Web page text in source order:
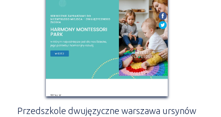
Przedszkole dwujęzyczne warszawa ursynów